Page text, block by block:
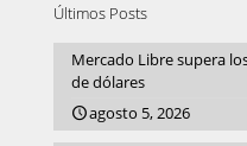
Últimos Posts
Mercado Libre supera
de dólares
agosto 5, 2026